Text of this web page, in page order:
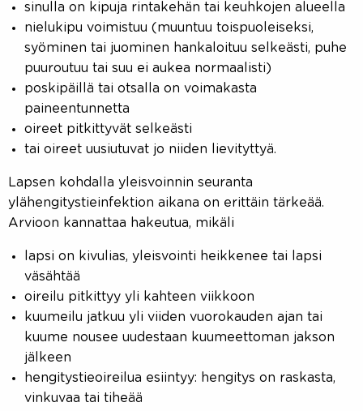
sinulla on kipuja rintakehän tai keuhkojen alueella
nielukipu voimistuu (muuntuu toispuoleiseksi,
syöminen tai juominen hankaloituu selkeästi, puhe
puuroutuu tai suu ei aukea normaalisti)
poskipäillä tai otsalla on voimakasta
paineentunnetta
oireet pitkittyvät selkeästi
tai oireet uusiutuvat jo niiden lievityttyä.
Lapsen kohdalla yleisvoinnin seuranta
ylähengitystieinfektion aikana on erittäin tärkeää.
Arvioon kannattaa hakeutua, mikäli
lapsi on kivulias, yleisvointi heikkenee tai lapsi
väsähtää
oireilu pitkittyy yli kahteen viikkoon
kuumeilu jatkuu yli viiden vuorokauden ajan tai
kuume nousee uudestaan kuumeettoman jakson
jälkeen
hengitystieoireilua esiintyy: hengitys on raskasta,
vinkuvaa tai tiheää